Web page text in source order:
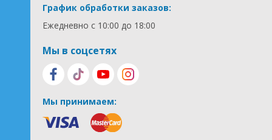
График обработки заказов:
Ежедневно с 10:00 до 18:00
Мы в соцсетях
Мы принимаем: